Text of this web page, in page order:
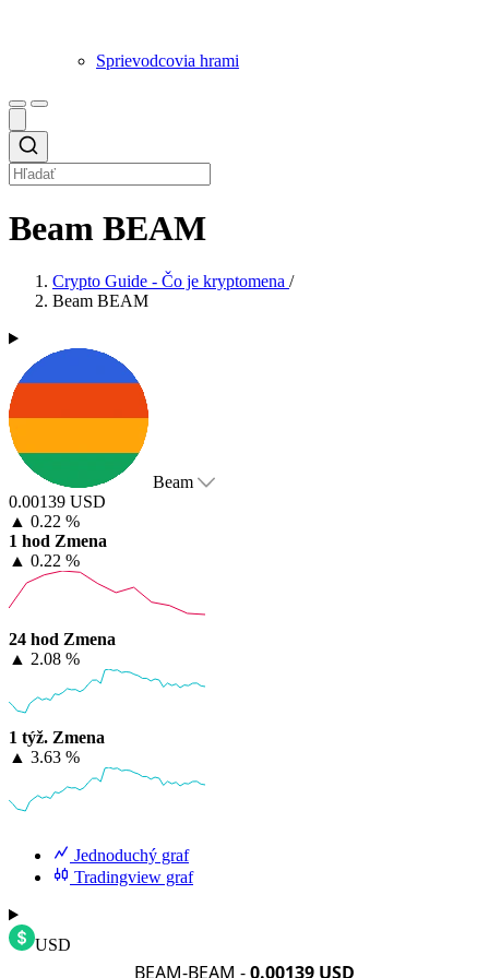
Sprievodcovia hrami
Beam BEAM
Crypto Guide - Čo je kryptomena /
Beam BEAM
Beam
0.00139 USD
▲ 0.22 %
1 hod Zmena
▲ 0.22 %
24 hod Zmena
▲ 2.08 %
1 týž. Zmena
▲ 3.63 %
Jednoduchý graf
Tradingview graf
USD
BEAM-BEAM -0.00139 USD